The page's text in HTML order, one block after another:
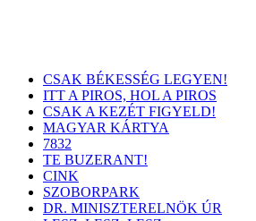
CSAK BÉKESSÉG LEGYEN!
ITT A PIROS, HOL A PIROS
CSAK A KEZÉT FIGYELD!
MAGYAR KÁRTYA
7832
TE BUZERANT!
CINK
SZOBORPARK
DR. MINISZTERELNÖK ÚR